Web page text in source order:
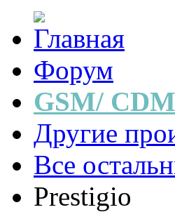
Форум
GSM/
Другие
Все
Prestigio